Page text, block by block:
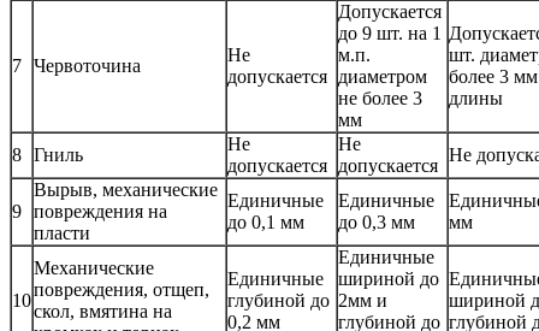
7 Червоточина
Не
допускается
Допускается
до 9 шт. на 1
м.п.
диаметром
не более 3
мм
шт.
более 3
длины
8 Гниль
Не
допускается
Не
допускается
Не
9
Вырыв, механические
повреждения на
пласти
Единичные
до 0,1 мм
Единичные
до 0,3 мм
мм
10
Механические
повреждения, отщеп,
скол, вмятина на
Единичные
глубиной до
0,2 мм
Единичные
шириной до
2мм и
глубиной до
шириной
глубиной